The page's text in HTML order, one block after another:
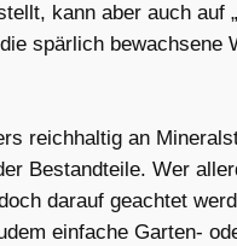
kann aber auch auf „
spärlich
reichhaltig an
Bestandteile. Wer
darauf geachtet
einfache Garten-